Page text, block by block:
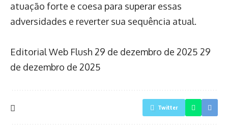
atuação forte e coesa para superar essas
adversidades e reverter sua sequência atual.
Editorial Web Flush 29 de dezembro de 2025 29
de dezembro de 2025
Twitter